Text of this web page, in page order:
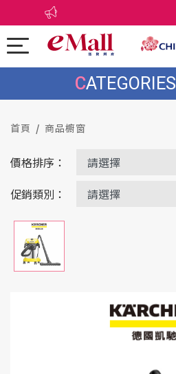
CATEGORIES
首頁 商品櫥窗
價格排序：
促銷類別：